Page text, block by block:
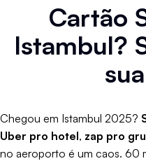
Cartão
Istambul?
Chegou em Istambul 2025?
Uber pro hotel, zap pro
no aeroporto é um caos.